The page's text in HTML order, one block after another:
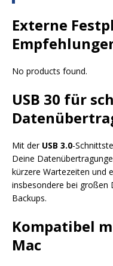
Externe
No products found.
USB 30 für
Mit der USB 3.0-
Deine
kürzere Wartezeiten und
insbesondere bei großen
Backups.
Kompatibel
Mac